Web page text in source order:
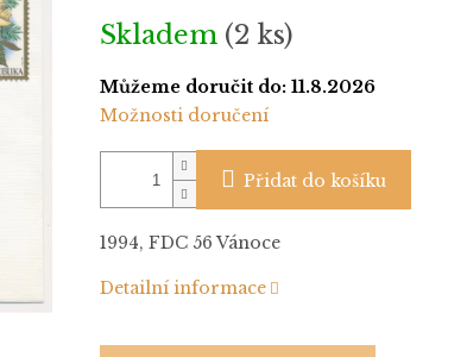
Měrná
cena:
Skladem (2 ks)
Můžeme doručit do: 11.8.2026
Možnosti doručení
Přidat do košíku
1994, FDC 56 Vánoce
Detailní informace